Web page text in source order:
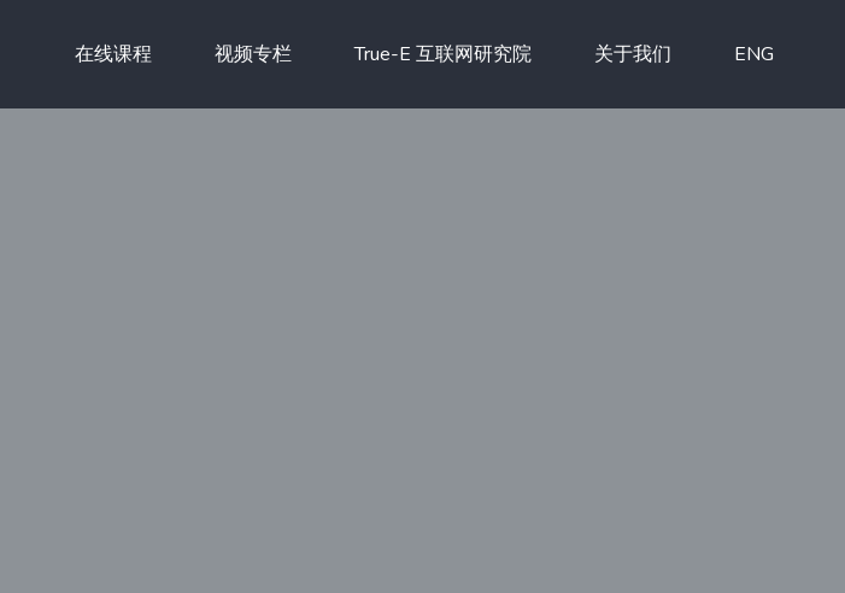
在线课程 视频专栏 True-E 互联网研究院 关于我们 ENG